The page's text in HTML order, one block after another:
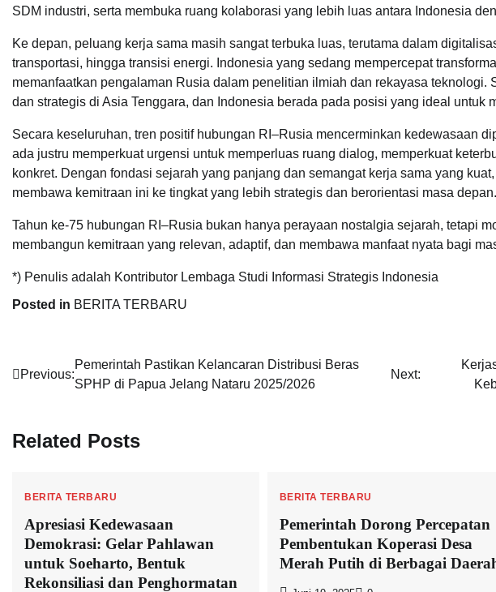
SDM industri, serta membuka ruang kolaborasi yang lebih luas antara Indonesia
Ke depan, peluang kerja sama masih sangat terbuka luas, terutama dalam
transportasi, hingga transisi energi. Indonesia yang sedang mempercepat
memanfaatkan pengalaman Rusia dalam penelitian ilmiah dan rekayasa teknologi.
dan strategis di Asia Tenggara, dan Indonesia berada pada posisi yang ideal untuk
Secara keseluruhan, tren positif hubungan RI–Rusia mencerminkan kedewasaan
ada justru memperkuat urgensi untuk memperluas ruang dialog, memperkuat
konkret. Dengan fondasi sejarah yang panjang dan semangat kerja sama yang
membawa kemitraan ini ke tingkat yang lebih strategis dan berorientasi masa depan.
Tahun ke-75 hubungan RI–Rusia bukan hanya perayaan nostalgia sejarah, tetapi
membangun kemitraan yang relevan, adaptif, dan membawa manfaat nyata bagi
*) Penulis adalah Kontributor Lembaga Studi Informasi Strategis Indonesia
Posted in BERITA TERBARU
Navigasi
Previous:
Pemerintah Pastikan Kelancaran Distribusi Beras
SPHP di Papua Jelang Nataru 2025/2026
Next:
Related Posts
BERITA TERBARU
Apresiasi Kedewasaan
Demokrasi: Gelar Pahlawan
untuk Soeharto, Bentuk
Rekonsiliasi dan Penghormatan
BERITA TERBARU
Pemerintah Dorong Percepatan
Pembentukan Koperasi Desa
Merah Putih di Berbagai